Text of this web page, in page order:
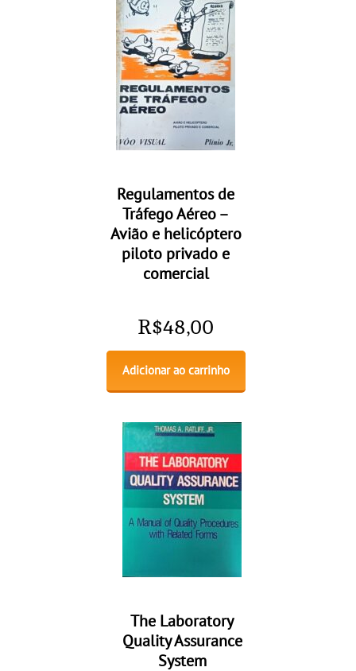
Regulamentos de
Tráfego Aéreo –
Avião e helicóptero
piloto privado e
comercial
R$48,00
Adicionar ao carrinho
The Laboratory
Quality Assurance
System